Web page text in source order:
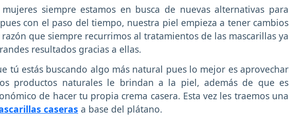
siempre estamos en busca de nuevas alternativas para
con el paso del tiempo, nuestra piel empieza a tener cambios
que siempre recurrimos al tratamientos de las mascarillas ya
resultados gracias a ellas.
tú estás buscando algo más natural pues lo mejor es aprovechar
productos naturales le brindan a la piel, además de que es
de hacer tu propia crema casera. Esta vez les traemos una
caseras a base del plátano.